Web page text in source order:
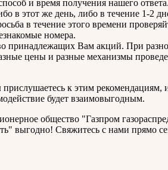
и время получения нашего
в этот же день, либо в течение 1-2
в течение этого времени
номера.
принадлежащих Вам акций. При
цены и разные механизмы
прислушаетесь к этим рекомендациям,
будет взаимовыгодным.
общество "Газпром
выгодно! Свяжитесь с нами прямо